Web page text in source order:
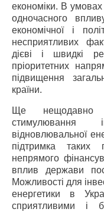
економіки. В умовах
одночасного
економічної і
несприятливих
дієві і швидкі
пріоритетних
підвищення
країни.
Ще нещодавно
стимулювання
відновлювальної
підтримка
непрямого
вплив держави
Можливості для
енергетики в
сприятливими і